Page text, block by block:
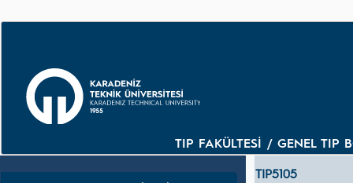
TIP FAKÜLTESİ / GENEL
TIP5105